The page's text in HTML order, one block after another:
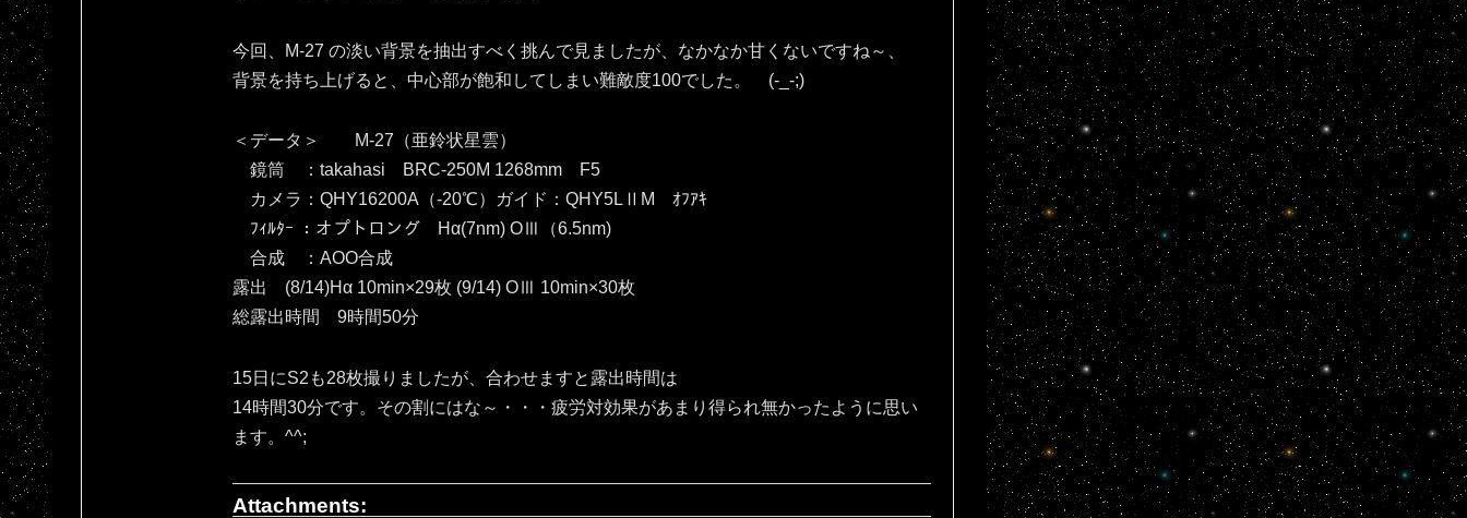
今回、M-27 の淡い背景を抽出すべく挑んで見ましたが、なかなか甘くないですね～、
背景を持ち上げると、中心部が飽和してしまい難敵度100でした。 (-_-;)
＜データ＞ M-27（亜鈴状星雲）
鏡筒 ：takahasi BRC-250M 1268mm F5
カメラ：QHY16200A（‐20℃）ガイド：QHY5LⅡM ｵﾌｱｷ
ﾌｨﾙﾀｰ ：オプトロング Hα(7nm) OⅢ（6.5nm)
合成 ：AOO合成
露出 (8/14)Hα 10min×29枚 (9/14) OⅢ 10min×30枚
総露出時間 9時間50分
15日にS2も28枚撮りましたが、合わせますと露出時間は
14時間30分です。その割にはな～・・・疲労対効果があまり得られ無かったように思い
ます。^^;
Attachments: